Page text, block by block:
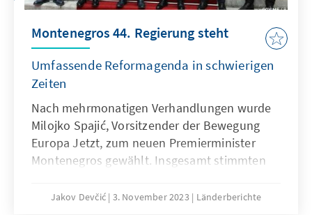
Montenegros 44. Regierung steht
Umfassende Reformagenda in schwierigen
Zeiten
Nach mehrmonatigen Verhandlungen wurde
Milojko Spajić, Vorsitzender der Bewegung
Europa Jetzt, zum neuen Premierminister
Montenegros gewählt. Insgesamt stimmten
für den 36-jährigen Shootingstar – so viele,
Jakov Devčić 3. November 2023 Länderberichte